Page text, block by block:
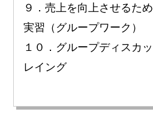
９．売上を向上させるた
実習（グループワーク）
１０．グループディスカ
レイング